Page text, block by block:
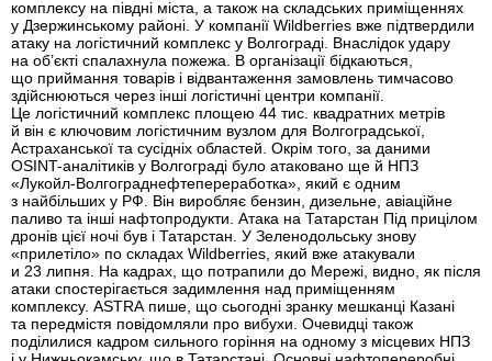
комплексу на півдні міста, а також на складських приміщеннях
у Дзержинському районі. У компанії Wildberries вже підтвердили
атаку на логістичний комплекс у Волгограді. Внаслідок удару
на об’єкті спалахнула пожежа. В організації бідкаються,
що приймання товарів і відвантаження замовлень тимчасово
здійснюються через інші логістичні центри компанії.
Це логістичний комплекс площею 44 тис. квадратних метрів
й він є ключовим логістичним вузлом для Волгоградської,
Астраханської та сусідніх областей. Окрім того, за даними
OSINT-аналітиків у Волгограді було атаковано ще й НПЗ
«Лукойл-Волгограднефтепереработка», який є одним
з найбільших у РФ. Він виробляє бензин, дизельне, авіаційне
паливо та інші нафтопродукти. Атака на Татарстан Під прицілом
дронів цієї ночі був і Татарстан. У Зеленодольську знову
«прилетіло» по складах Wildberries, який вже атакували
и 23 липня. На кадрах, що потрапили до Мережі, видно, як після
атаки спостерігається задимлення над приміщенням
комплексу. ASTRA пише, що сьогодні зранку мешканці Казані
та передмістя повідомляли про вибухи. Очевидці також
поділилися кадром сильного горіння на одному з місцевих НПЗ